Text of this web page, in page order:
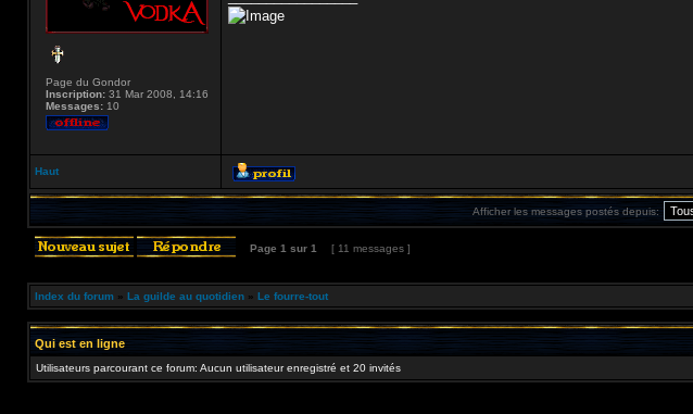
Page du Gondor
Inscription: 31 Mar 2008, 14:16
Messages: 10
Haut
Afficher les messages postés depuis:
Page 1 sur 1 [ 11 messages ]
Index du forum » La guilde au quotidien » Le fourre-tout
Qui est en ligne
Utilisateurs parcourant ce forum: Aucun utilisateur enregistré et 20 invités